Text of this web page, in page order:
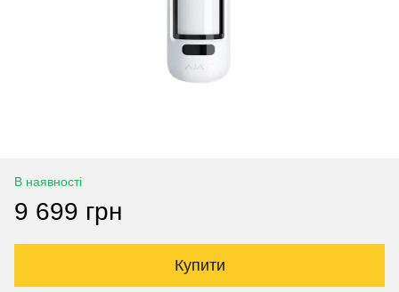
В наявності
9 699 грн
Купити